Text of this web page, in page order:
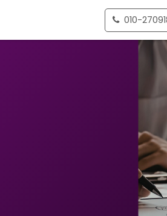
Contact
010-